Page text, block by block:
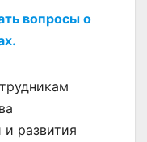
вопросы о
развития